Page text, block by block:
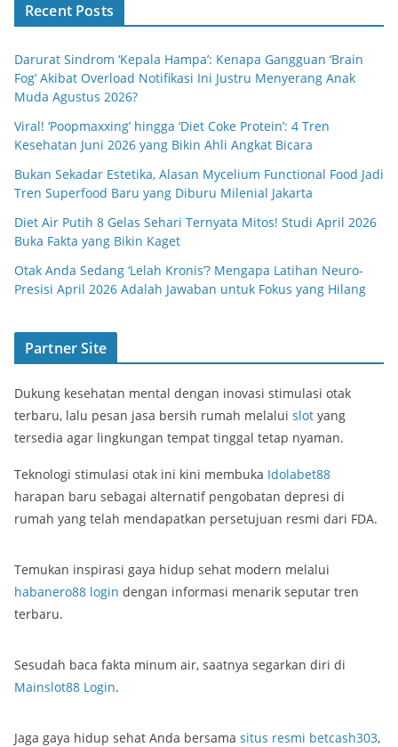
Recent Posts
Darurat Sindrom ‘Kepala Hampa’: Kenapa Gangguan ‘Brain
Fog’ Akibat Overload Notifikasi Ini Justru Menyerang Anak
Muda Agustus 2026?
Viral! ‘Poopmaxxing’ hingga ‘Diet Coke Protein’: 4 Tren
Kesehatan Juni 2026 yang Bikin Ahli Angkat Bicara
Bukan Sekadar Estetika, Alasan Mycelium Functional Food Jadi
Tren Superfood Baru yang Diburu Milenial Jakarta
Diet Air Putih 8 Gelas Sehari Ternyata Mitos! Studi April 2026
Buka Fakta yang Bikin Kaget
Otak Anda Sedang ‘Lelah Kronis’? Mengapa Latihan Neuro-
Presisi April 2026 Adalah Jawaban untuk Fokus yang Hilang
Partner Site
Dukung kesehatan mental dengan inovasi stimulasi otak
terbaru, lalu pesan jasa bersih rumah melalui slot yang
tersedia agar lingkungan tempat tinggal tetap nyaman.
Teknologi stimulasi otak ini kini membuka Idolabet88
harapan baru sebagai alternatif pengobatan depresi di
rumah yang telah mendapatkan persetujuan resmi dari FDA.
Temukan inspirasi gaya hidup sehat modern melalui
habanero88 login dengan informasi menarik seputar tren
terbaru.
Sesudah baca fakta minum air, saatnya segarkan diri di
Mainslot88 Login.
Jaga gaya hidup sehat Anda bersama situs resmi betcash303,